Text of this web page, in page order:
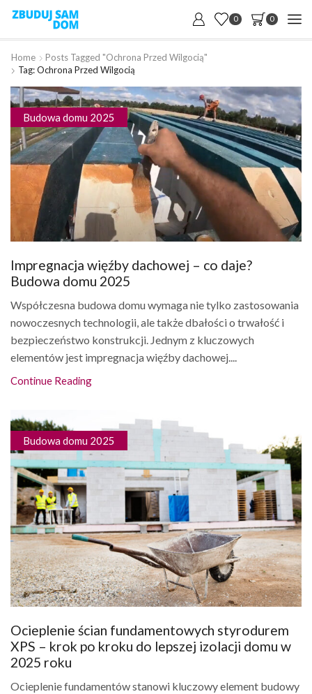
0 0
Home
Posts Tagged "ochrona Przed Wilgocią"
Tag: Ochrona Przed Wilgocią
Budowa domu 2025
Impregnacja więźby dachowej – co daje?
Budowa domu 2025
Współczesna budowa domu wymaga nie tylko zastosowania
nowoczesnych technologii, ale także dbałości o trwałość i
bezpieczeństwo konstrukcji. Jednym z kluczowych
elementów jest impregnacja więźby dachowej....
Continue Reading
Budowa domu 2025
Ocieplenie ścian fundamentowych styrodurem
XPS – krok po kroku do lepszej izolacji domu w
2025 roku
Ocieplenie fundamentów stanowi kluczowy element budowy